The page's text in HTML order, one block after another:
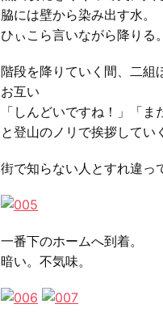
脇には壁から染み出す水。
ひぃこら言いながら降りる。
階段を降りていく間、二組
お互い
「しんどいですね！」「ま
と登山のノリで挨拶してい
街で知らない人とすれ違っ
一番下のホームへ到着。
暗い。不気味。